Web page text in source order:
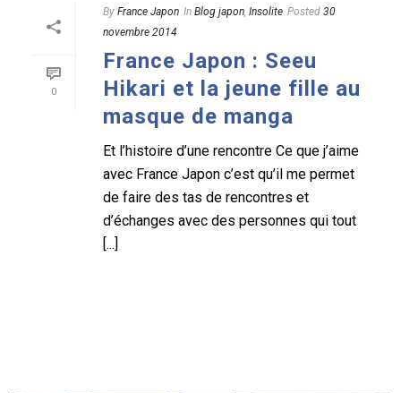
0
By France Japon In Blog japon Insolite Posted 30
novembre 2014
France Japon : Seeu
Hikari et la jeune fille au
masque de manga
Et l’histoire d’une rencontre Ce que j’aime
avec France Japon c’est qu’il me permet
de faire des tas de rencontres et
d’échanges avec des personnes qui tout
[...]